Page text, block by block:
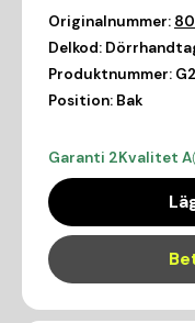
Originalnummer:
Delkod:
Produktnummer:
Position: Bak
Garanti 2Kvalitet A